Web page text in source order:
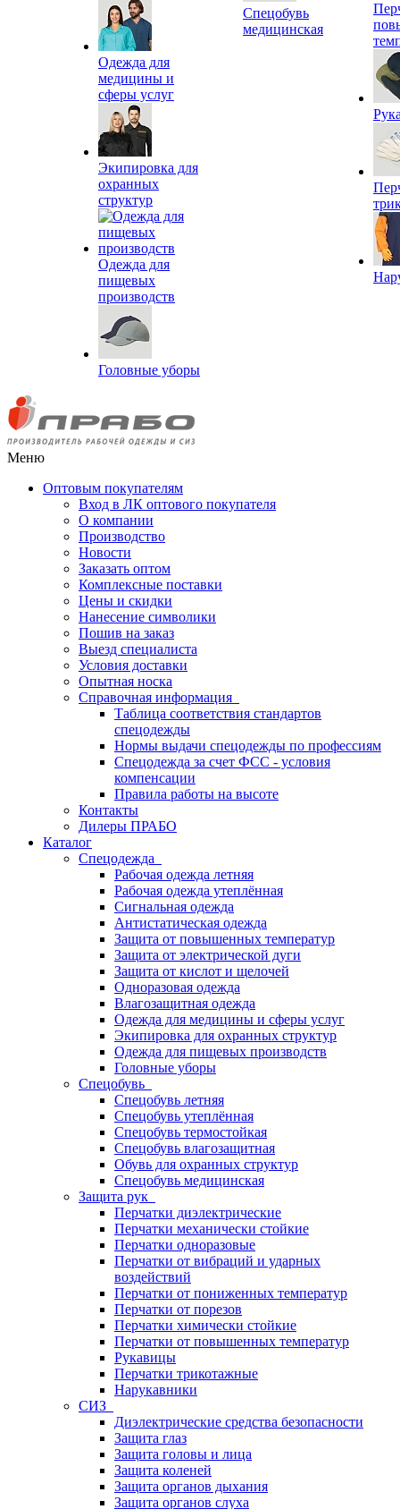
Одежда для
медицины и
сферы услуг
Экипировка для
охранных
структур
Одежда для
пищевых
производств
Головные уборы
Спецобувь
медицинская
Меню
Оптовым покупателям
Вход в ЛК оптового покупателя
О компании
Производство
Новости
Заказать оптом
Комплексные поставки
Цены и скидки
Нанесение символики
Пошив на заказ
Выезд специалиста
Условия доставки
Опытная носка
Справочная информация
Таблица соответствия стандартов
спецодежды
Нормы выдачи спецодежды по профессиям
Спецодежда за счет ФСС - условия
компенсации
Правила работы на высоте
Контакты
Дилеры ПРАБО
Каталог
Спецодежда
Рабочая одежда летняя
Рабочая одежда утеплённая
Сигнальная одежда
Антистатическая одежда
Защита от повышенных температур
Защита от электрической дуги
Защита от кислот и щелочей
Одноразовая одежда
Влагозащитная одежда
Одежда для медицины и сферы услуг
Экипировка для охранных структур
Одежда для пищевых производств
Головные уборы
Спецобувь
Спецобувь летняя
Спецобувь утеплённая
Спецобувь термостойкая
Спецобувь влагозащитная
Обувь для охранных структур
Спецобувь медицинская
Защита рук
Перчатки диэлектрические
Перчатки механически стойкие
Перчатки одноразовые
Перчатки от вибраций и ударных
воздействий
Перчатки от пониженных температур
Перчатки от порезов
Перчатки химически стойкие
Перчатки от повышенных температур
Рукавицы
Перчатки трикотажные
Нарукавники
СИЗ
Диэлектрические средства безопасности
Защита глаз
Защита головы и лица
Защита коленей
Защита органов дыхания
Защита органов слуха